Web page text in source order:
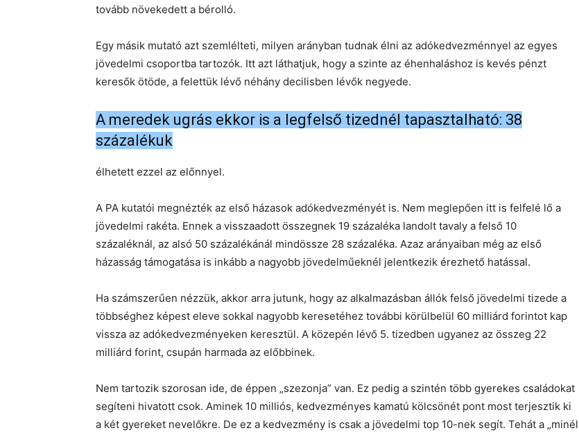
tovább növekedett a bérolló.
Egy másik mutató azt szemlélteti, milyen arányban tudnak élni az adókedvezménnyel az egyes
jövedelmi csoportba tartozók. Itt azt láthatjuk, hogy a szinte az éhenhaláshoz is kevés pénzt
keresők ötöde, a felettük lévő néhány decilisben lévők negyede.
A meredek ugrás ekkor is a legfelső tizednél tapasztalható: 38
százalékuk
élhetett ezzel az előnnyel.
A PA kutatói megnézték az első házasok adókedvezményét is. Nem meglepően itt is felfelé lő a
jövedelmi rakéta. Ennek a visszaadott összegnek 19 százaléka landolt tavaly a felső 10
százaléknál, az alsó 50 százalékánál mindössze 28 százaléka. Azaz arányaiban még az első
házasság támogatása is inkább a nagyobb jövedelműeknél jelentkezik érezhető hatással.
Ha számszerűen nézzük, akkor arra jutunk, hogy az alkalmazásban állók felső jövedelmi tizede a
többséghez képest eleve sokkal nagyobb keresetéhez további körülbelül 60 milliárd forintot kap
vissza az adókedvezményeken keresztül. A közepén lévő 5. tizedben ugyanez az összeg 22
milliárd forint, csupán harmada az előbbinek.
Nem tartozik szorosan ide, de éppen „szezonja” van. Ez pedig a szintén több gyerekes családokat
segíteni hivatott csok. Aminek 10 milliós, kedvezményes kamatú kölcsönét pont most terjesztik ki
a két gyereket nevelőkre. De ez a kedvezmény is csak a jövedelmi top 10-nek segít. Tehát a „minél